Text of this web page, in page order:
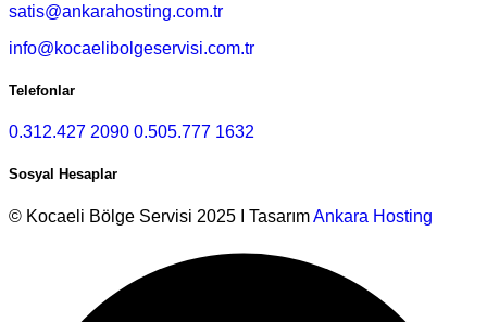
satis@ankarahosting.com.tr
info@kocaelibolgeservisi.com.tr
Telefonlar
0.312.427 2090 0.505.777 1632
Sosyal Hesaplar
© Kocaeli Bölge Servisi 2025 I TasarımAnkara Hosting